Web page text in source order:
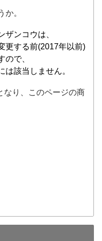
か。
ザンコウは、
更する前(2017年以前)
ので、
は該当しません。
なり、このページの商